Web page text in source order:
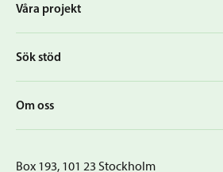
Våra projekt
Sök stöd
Om oss
Box 193, 101 23 Stockholm